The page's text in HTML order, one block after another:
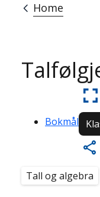
Home
Bokmål
Tall og algebra